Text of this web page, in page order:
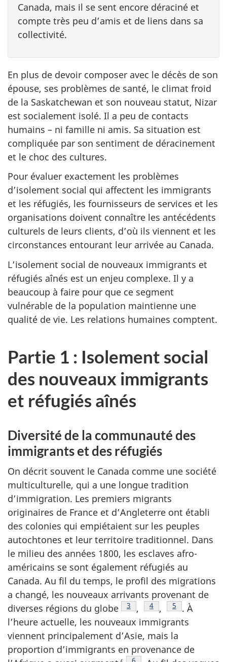
Canada, mais il se sent encore déraciné et
compte très peu d’amis et de liens dans sa
collectivité.
En plus de devoir composer avec le décès de son
épouse, ses problèmes de santé, le climat froid
de la Saskatchewan et son nouveau statut, Nizar
est socialement isolé. Il a peu de contacts
humains – ni famille ni amis. Sa situation est
compliquée par son sentiment de déracinement
et le choc des cultures.
Pour évaluer exactement les problèmes
d’isolement social qui affectent les immigrants
et les réfugiés, les fournisseurs de services et les
organisations doivent connaître les antécédents
culturels de leurs clients, d’où ils viennent et les
circonstances entourant leur arrivée au Canada.
L’isolement social de nouveaux immigrants et
réfugiés aînés est un enjeu complexe. Il y a
beaucoup à faire pour que ce segment
vulnérable de la population maintienne une
qualité de vie. Les relations humaines comptent.
Partie 1 : Isolement social
des nouveaux immigrants
et réfugiés aînés
Diversité de la communauté des
immigrants et des réfugiés
On décrit souvent le Canada comme une société
multiculturelle, qui a une longue tradition
d’immigration. Les premiers migrants
originaires de France et d’Angleterre ont établi
des colonies qui empiétaient sur les peuples
autochtones et leur territoire traditionnel. Dans
le milieu des années 1800, les esclaves afro-
américains se sont également réfugiés au
Canada. Au fil du temps, le profil des migrations
a changé, les nouveaux arrivants provenant de
diverses régions du globe
Note de bas de page
3 , Note de bas de page
4 , Note de bas de
5
. À
l’heure actuelle, les nouveaux immigrants
viennent principalement d’Asie, mais la
proportion d’immigrants en provenance de